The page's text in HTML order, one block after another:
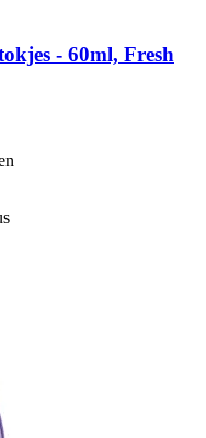
-​ 60ml, Fresh